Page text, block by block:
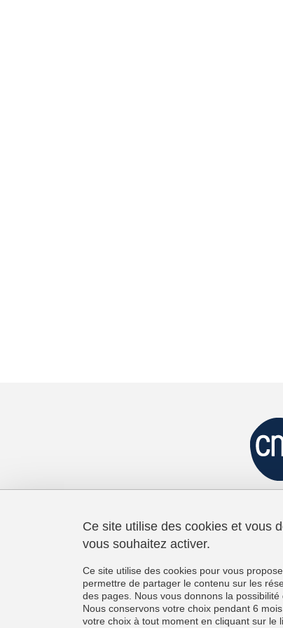
Laboratoire de Psychologie et
CNRS UMR 5105
Université Grenoble Alpes
BMD - 1251 rue des
CS 40700, 38058 Grenoble
France
Ce site utilise des cookies et vous
vous souhaitez activer.
Ce site utilise des cookies pour vous
permettre de partager le contenu sur les
des pages. Nous vous donnons la possibilité
Nous conservons votre choix pendant 6
votre choix à tout moment en cliquant sur le